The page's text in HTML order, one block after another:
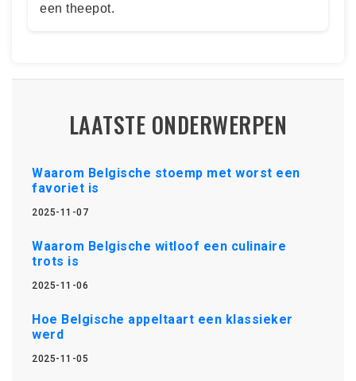
een theepot.
LAATSTE ONDERWERPEN
Waarom Belgische stoemp met worst een
favoriet is
2025-11-07
Waarom Belgische witloof een culinaire
trots is
2025-11-06
Hoe Belgische appeltaart een klassieker
werd
2025-11-05